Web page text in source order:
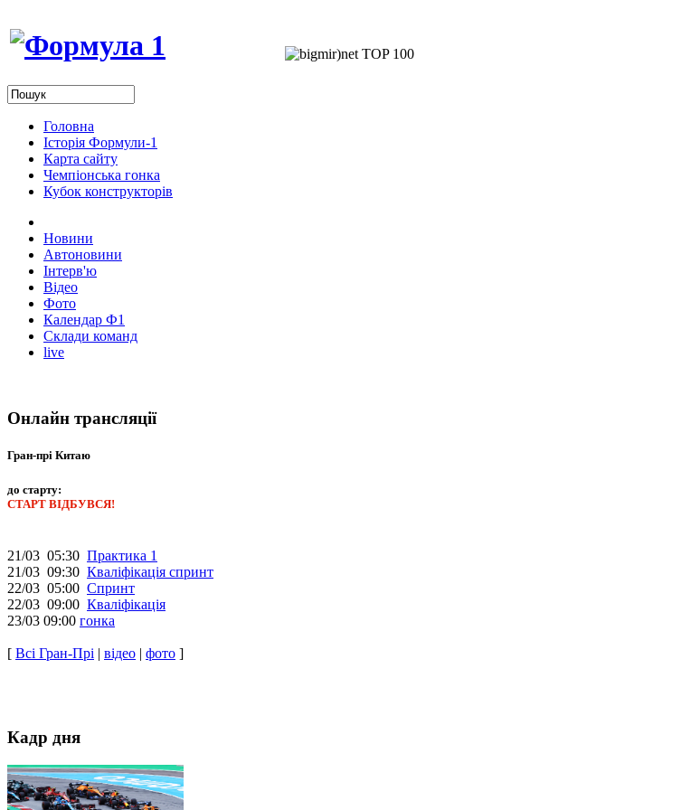
Головна
Історія Формули-1
Карта сайту
Чемпіонська гонка
Кубок конструкторів
Новини
Автоновини
Інтерв'ю
Відео
Фото
Календар Ф1
Склади команд
live
Онлайн трансляції
Гран-прі Китаю
до старту:
СТАРТ ВІДБУВСЯ!
21/03 05:30 Практика 1
21/03 09:30 Кваліфікація спринт
22/03 05:00 Спринт
22/03 09:00 Кваліфікація
23/03 09:00 гонка
[ Всі Гран-Прі | відео | фото ]
Кадр дня